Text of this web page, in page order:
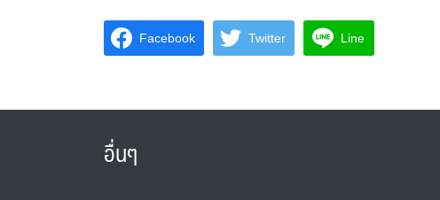
Facebook Twitter Line
อื่นๆ